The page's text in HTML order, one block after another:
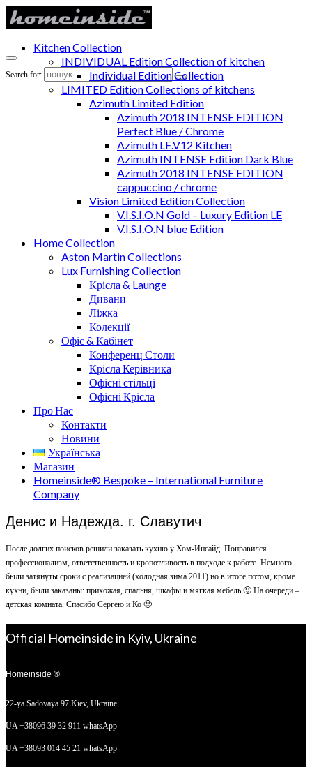
Search for:
Kitchen Collection
INDIVIDUAL Edition Collection of kitchen
Individual Edition Collection
LIMITED Edition Collections of kitchens
Azimuth Limited Edition
Azimuth 2018 INTENSE EDITION
Perfect Blue / Chrome
Azimuth LE.V12 Kitchen
Azimuth INTENSE Edition Dark Blue
Azimuth 2018 INTENSE EDITION
cappuccino / chrome
Vision Limited Edition Collection
V.I.S.I.O.N Gold – Luxury Edition LE
V.I.S.I.O.N blue Edition
Home Collection
Aston Martin Collections
Lux Furnishing Collection
Крісла & Launge
Дивани
Ліжка
Колекції
Офіс & Кабінет
Конференц Столи
Крісла Керівника
Офісні стільці
Офісні Крісла
Про Нас
Контакти
Новини
Українська
Магазин
Homeinside® Bespoke – International Furniture
Company
Денис и Надежда. г. Славутич
После долгих поисков решили заказать кухню у Хом-Инсайд. Понравился
профессионализм, ответственность и кропотливость в подходе к работе. Немного
были затянуты сроки с реализацией (холодная зима 2011) но в итоге потом, кроме
кухни, были заказаны: прихожая, спальня, шкафы и мягкая мебель 🙂 На очереди –
детская комната. Спасибо Сергею и Ко 🙂
Official Homeinside in Kyiv, Ukraine
Homeinside ®
22-ya Sadovaya 97 Kiev, Ukraine
UA +38096 39 32 911 whatsApp
UA +38093 014 45 21 whatsApp